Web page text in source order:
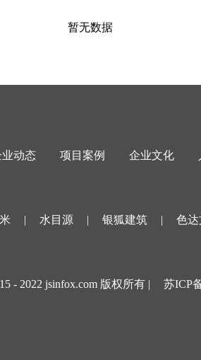
暂无数据
业动态 项目案例 企业文化
| 水目源 | 银狐建筑 | 色
- 2022 jsinfox.com 版权所有 | 苏ICP